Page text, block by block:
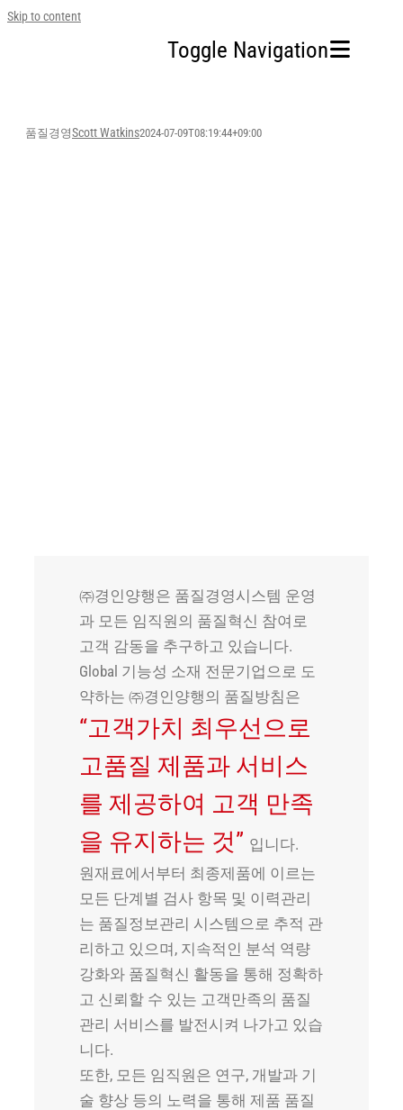
Skip to content
Toggle Navigation
품질경영Scott Watkins2024-07-09T08:19:44+09:00
㈜경인양행은 품질경영시스템 운영
과 모든 임직원의 품질혁신 참여로
고객 감동을 추구하고 있습니다.
Global 기능성 소재 전문기업으로 도
약하는 ㈜경인양행의 품질방침은
“고객가치 최우선으로
고품질 제품과 서비스
를 제공하여 고객 만족
을 유지하는 것” 입니다.
원재료에서부터 최종제품에 이르는
모든 단계별 검사 항목 및 이력관리
는 품질정보관리 시스템으로 추적 관
리하고 있으며, 지속적인 분석 역량
강화와 품질혁신 활동을 통해 정확하
고 신뢰할 수 있는 고객만족의 품질
관리 서비스를 발전시켜 나가고 있습
니다.
또한, 모든 임직원은 연구, 개발과 기
술 향상 등의 노력을 통해 제품 품질